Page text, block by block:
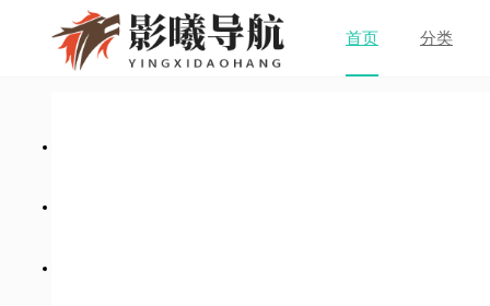
首页 分类